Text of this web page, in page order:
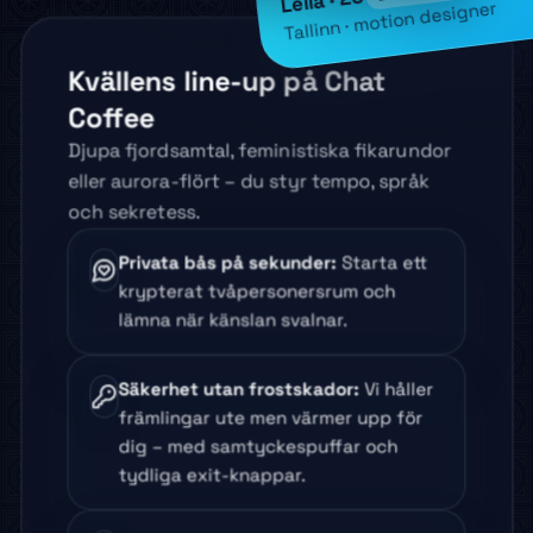
Leila · 25
Tallinn · motion designer
Kvällens line-up på Chat
Coffee
Djupa fjordsamtal, feministiska fikarundor
eller aurora-flört – du styr tempo, språk
och sekretess.
Privata bås på sekunder: Starta ett
krypterat tvåpersonersrum och
lämna när känslan svalnar.
Säkerhet utan frostskador: Vi håller
främlingar ute men värmer upp för
dig – med samtyckespuffar och
tydliga exit-knappar.